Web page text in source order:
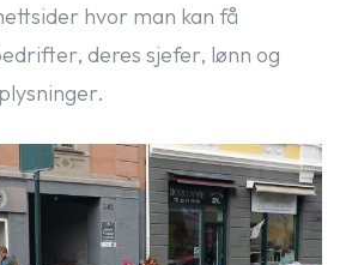
hvor man kan få
deres sjefer, lønn og